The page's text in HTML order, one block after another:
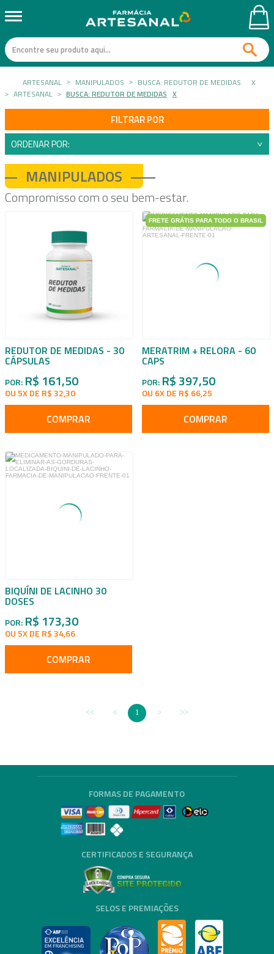
ARTESANAL MANIPULADOS BUSCA: REDUTOR DE MEDIDAS
X
ARTESANAL
BUSCA: REDUTOR DE MEDIDAS X
FILTRAR POR
ORDENAR POR:
MANIPULADOS
Compromisso com o seu bem-estar.
REDUTOR DE MEDIDAS - 30
CÁPSULAS
POR: R$ 161,50
OU 5X DE R$ 32,30
COMPRAR
FRETE GRÁTIS PARA TODO O BRASIL
MERATRIM + RELORA - 60
CAPS
POR: R$ 397,50
OU 6X DE R$ 66,25
COMPRAR
BIQUÍNI DE LACINHO 30
DOSES
POR: R$ 173,30
OU 5X DE R$ 34,66
COMPRAR
1
FORMAS DE PAGAMENTO
CERTIFICADOS E SEGURANÇA
SELOS E PREMIAÇÕES